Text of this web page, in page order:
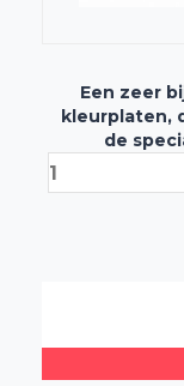
Een zeer
kleurplaten,
de